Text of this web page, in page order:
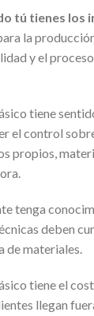
tú tienes los
la
y el
tiene
el control
propios,
tenga
deben
de materiales.
tiene el
llegan